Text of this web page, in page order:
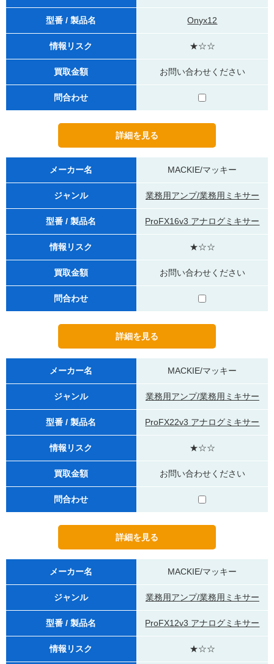
型番 / 製品名 Onyx12
情報リスク ★☆☆
買取金額 お問い合わせください
問合わせ
メーカー名 MACKIE/マッキー
ジャンル 業務用アンプ/業務用ミキサー
型番 / 製品名 ProFX16v3 アナログミキサー
情報リスク ★☆☆
買取金額 お問い合わせください
問合わせ
メーカー名 MACKIE/マッキー
ジャンル 業務用アンプ/業務用ミキサー
型番 / 製品名 ProFX22v3 アナログミキサー
情報リスク ★☆☆
買取金額 お問い合わせください
問合わせ
メーカー名 MACKIE/マッキー
ジャンル 業務用アンプ/業務用ミキサー
型番 / 製品名 ProFX12v3 アナログミキサー
情報リスク ★☆☆